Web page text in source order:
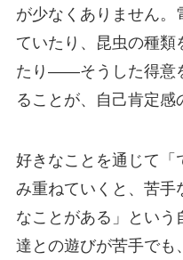
が少なくありません。
ていたり、昆虫の種類
たり——そうした得意
ることが、自己肯定感
好きなことを通じて「
み重ねていくと、苦手
なことがある」という
達との遊びが苦手でも